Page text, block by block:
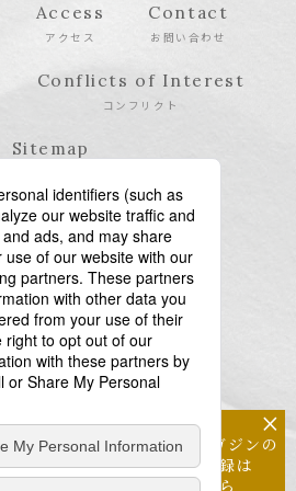
Access
アクセス
Contact
お問い合わせ
Conflicts of Interest
コンフリクト
Sitemap
本木6-10-1 六本木ヒルズ森タワー23
6438-5611（特許・商標）
×
メールマガジンの
配信登録は
こちら